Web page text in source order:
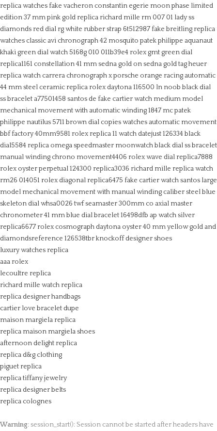
replica watches fake vacheron constantin egerie moon phase limited
edition 37 mm pink gold replica richard mille rm 007 01 lady ss
diamonds red dial rg white rubber strap 6t512987 fake breitling replica
watches classic avi chronograph 42 mosquito patek philippe aquanaut
khaki green dial watch 5168g 010 011b39e4 rolex gmt green dial
replica1161 constellation 41 mm sedna gold on sedna goldtag heuer
replica watch carrera chronograph x porsche orange racing automatic
44 mm steel ceramic replica rolex daytona 116500 ln noob black dial
ss bracelet a77501458 santos de fake cartier watch medium model
mechanical movement with automatic winding 1847 mcpatek
philippe nautilus 5711 brown dial copies watches automatic movement
bbf factory 40mm9581 rolex replica 11 watch datejust 126334 black
dial5584 replica omega speedmaster moonwatch black dial ss bracelet
manual winding chrono movement4406 rolex wave dial replica7888
rolex oyster perpetual 124300 replica3036 richard mille replica watch
rm26 014051 rolex diagonal replica6475 fake cartier watch santos large
model mechanical movement with manual winding caliber steel blue
skeleton dial whsa0026 twf seamaster 300mm co axial master
chronometer 41 mm blue dial bracelet 16498dfb ap watch silver
replica6677 rolex cosmograph daytona oyster 40 mm yellow gold and
diamondsreference 126538tbrknockoff designer shoes
luxury watches replica
aaa rolex
lecoultre replica
richard mille watch replica
replica designer handbags
cartier love bracelet dupe
maison margiela replica
replica maison margiela shoes
afternoon delight replica
replica d&g clothing
piguet replica
replica tiffany jewelry
replica designer belts
replica colognes
Warning: session_start(): Session cannot be started after headers have